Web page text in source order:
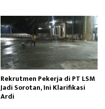
Rekrutmen Pekerja di PT LSM
Jadi Sorotan, Ini Klarifikasi
Ardi